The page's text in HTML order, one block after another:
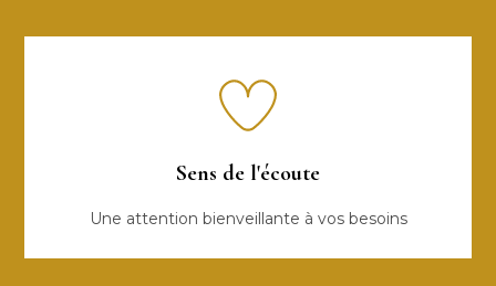
Sens de l'écoute
Une attention bienveillante à vos besoins